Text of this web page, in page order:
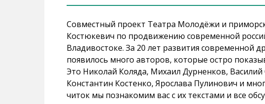
Совместный проект Театра Молодёжи и
Костюкевич по продвижению современной
Владивостоке. За 20 лет развития современной
появилось много авторов, которые остро
Это Николай Коляда, Михаил Дурненков,
Константин Костенко, Ярослава Пулинович и
читок мы познакомим вас с их текстами и все